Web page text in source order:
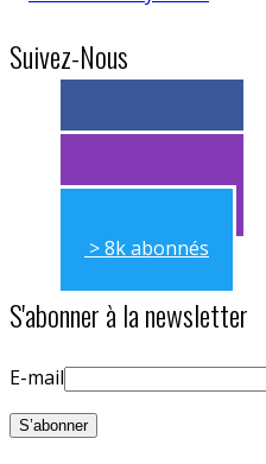
Suivez-Nous
> 11k abonnés
> 11k abonnés
> 8k abonnés
S'abonner à la newsletter
E-mail